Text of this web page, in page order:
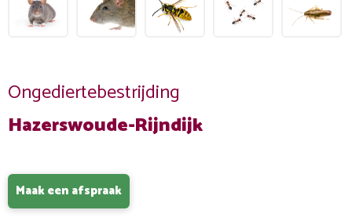
Ongediertebestrijding
Hazerswoude-Rijndijk
Maak een afspraak